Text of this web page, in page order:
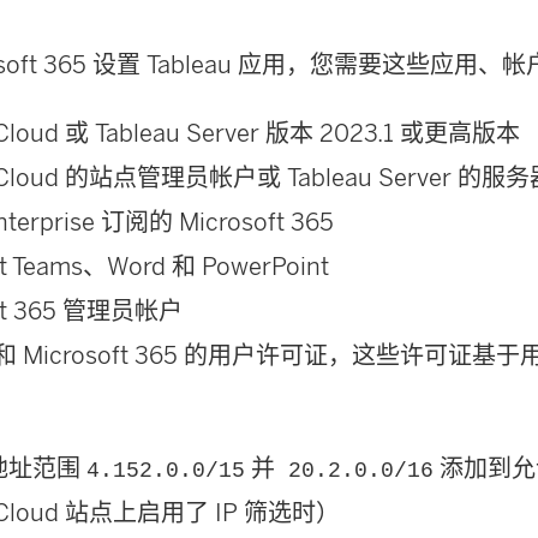
打
开
)
中
打
开
)
口
打
开
365 设置 Tableau 应用，您需要这些应用、帐
或 Tableau Server 版本 2023.1 或更高版本
的站点管理员帐户或 Tableau Server 的服
订阅的 Microsoft 365
Teams、Word 和 PowerPoint
365 管理员帐户
Microsoft 365 的用户许可证，这些许可证基于
址范围 4.152.0.0/15 并 20.2.0.0/16 添加到
站点上启用了 IP 筛选时）